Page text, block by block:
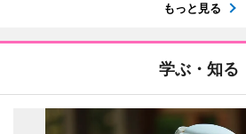
もっと見る
学ぶ・知る